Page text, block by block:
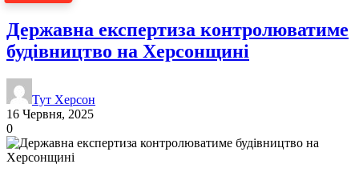
Державна експертиза контролюватиме
будівництво на Херсонщині
Тут Херсон
16 Червня, 2025
0